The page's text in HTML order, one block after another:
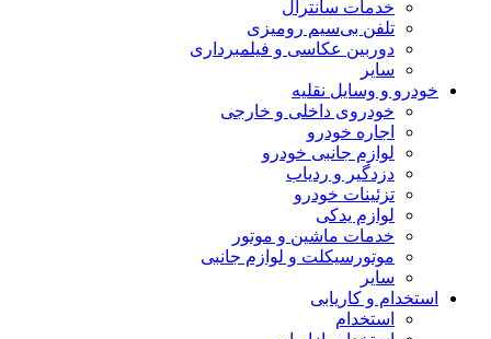
خدمات سانترال
تلفن بی‌سیم رومیزی
دوربین عکاسی و فیلمبرداری
سایر
خودرو و وسایل نقلیه
خودروی داخلی و خارجی
اجاره خودرو
لوازم جانبی خودرو
دزدگیر و ردیاب
تزئینات خودرو
لوازم یدکی
خدمات ماشین و موتور
موتورسیکلت و لوازم جانبی
سایر
استخدام و کاریابی
استخدام